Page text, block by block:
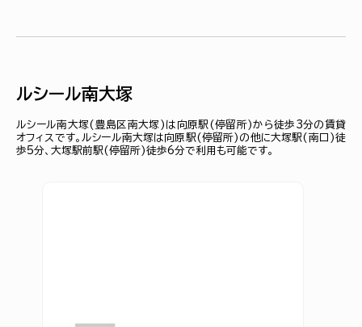
ルシール南大塚
ルシール南大塚(豊島区南大塚)は向原駅(停留所)から徒歩3分の賃貸
オフィスです。ルシール南大塚は向原駅(停留所)の他に大塚駅(南口)徒
歩5分、大塚駅前駅(停留所)徒歩6分で利用も可能です。